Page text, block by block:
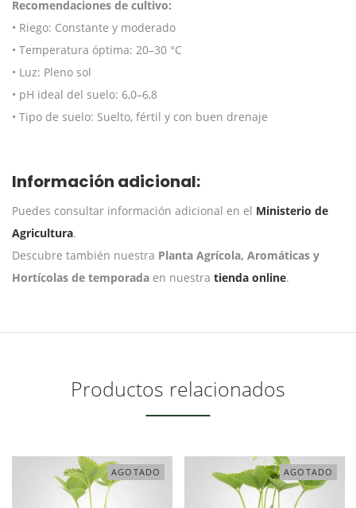
Recomendaciones de cultivo:
• Riego: Constante y moderado
• Temperatura óptima: 20–30 °C
• Luz: Pleno sol
• pH ideal del suelo: 6,0–6,8
• Tipo de suelo: Suelto, fértil y con buen drenaje
Información adicional:
Puedes consultar información adicional en el Ministerio de
Agricultura.
Descubre también nuestra Planta Agrícola, Aromáticas y
Hortícolas de temporada en nuestra tienda online.
Productos relacionados
AGOTADO AGOTADO